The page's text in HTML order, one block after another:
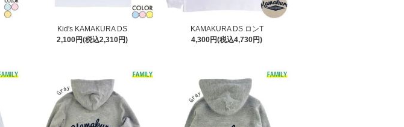
Kid's KAMAKURA DS
2,100円(税込2,310円)
KAMAKURA DS ロンT
4,300円(税込4,730円)